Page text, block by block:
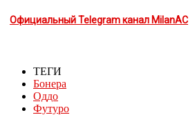
Официальный Telegram канал MilanAC
ТЕГИ
Бонера
Оддо
Футуро